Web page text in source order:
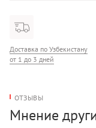
Доставка по Узбекистану
от 1 до 3 дней
ОТЗЫВЫ
Мнение